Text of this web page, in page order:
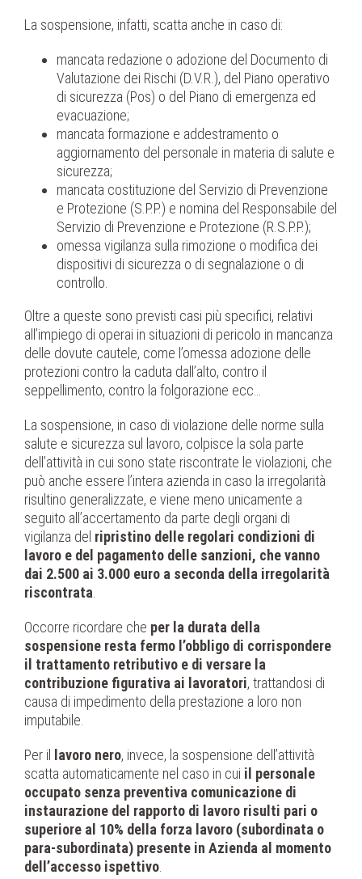
La sospensione, infatti, scatta anche in caso di:
mancata redazione o adozione del Documento di
Valutazione dei Rischi (D.V.R.), del Piano operativo
di sicurezza (Pos) o del Piano di emergenza ed
evacuazione;
mancata formazione e addestramento o
aggiornamento del personale in materia di salute e
sicurezza;
mancata costituzione del Servizio di Prevenzione
e Protezione (S.P.P.) e nomina del Responsabile del
Servizio di Prevenzione e Protezione (R.S.P.P.);
omessa vigilanza sulla rimozione o modifica dei
dispositivi di sicurezza o di segnalazione o di
controllo.
Oltre a queste sono previsti casi più specifici, relativi
all’impiego di operai in situazioni di pericolo in mancanza
delle dovute cautele, come l’omessa adozione delle
protezioni contro la caduta dall’alto, contro il
seppellimento, contro la folgorazione ecc…
La sospensione, in caso di violazione delle norme sulla
salute e sicurezza sul lavoro, colpisce la sola parte
dell’attività in cui sono state riscontrate le violazioni, che
può anche essere l’intera azienda in caso la irregolarità
risultino generalizzate, e viene meno unicamente a
seguito all’accertamento da parte degli organi di
vigilanza del ripristino delle regolari condizioni di
lavoro e del pagamento delle sanzioni, che vanno
dai 2.500 ai 3.000 euro a seconda della irregolarità
riscontrata.
Occorre ricordare che per la durata della
sospensione resta fermo l’obbligo di corrispondere
il trattamento retributivo e di versare la
contribuzione figurativa ai lavoratori, trattandosi di
causa di impedimento della prestazione a loro non
imputabile.
Per il lavoro nero, invece, la sospensione dell’attività
scatta automaticamente nel caso in cui il personale
occupato senza preventiva comunicazione di
instaurazione del rapporto di lavoro risulti pari o
superiore al 10% della forza lavoro (subordinata o
para-subordinata) presente in Azienda al momento
dell’accesso ispettivo.